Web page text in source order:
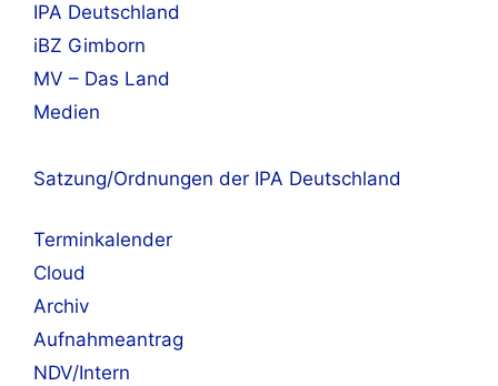
IPA Deutschland
iBZ Gimborn
MV – Das Land
Medien
Satzung/Ordnungen der IPA Deutschland
Terminkalender
Cloud
Archiv
Aufnahmeantrag
NDV/Intern